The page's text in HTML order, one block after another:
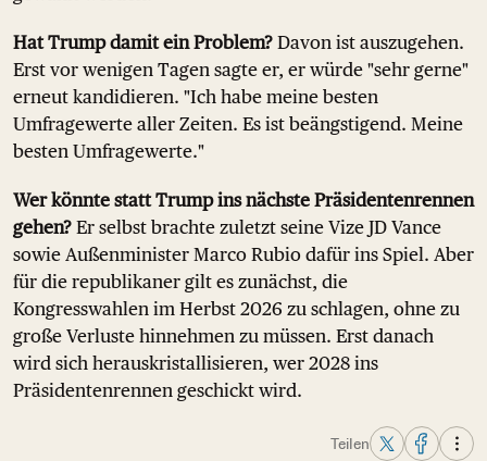
Hat Trump damit ein Problem? Davon ist auszugehen.
Erst vor wenigen Tagen sagte er, er würde "sehr gerne"
erneut kandidieren. "Ich habe meine besten
Umfragewerte aller Zeiten. Es ist beängstigend. Meine
besten Umfragewerte."
Wer könnte statt Trump ins nächste Präsidentenrennen
gehen? Er selbst brachte zuletzt seine Vize JD Vance
sowie Außenminister Marco Rubio dafür ins Spiel. Aber
für die republikaner gilt es zunächst, die
Kongresswahlen im Herbst 2026 zu schlagen, ohne zu
große Verluste hinnehmen zu müssen. Erst danach
wird sich herauskristallisieren, wer 2028 ins
Präsidentenrennen geschickt wird.
Teilen